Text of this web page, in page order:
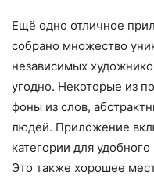
Ещё одно отличное
собрано множество
независимых
угодно. Некоторые из
фоны из слов,
людей. Приложение
категории для
Это также хорошее